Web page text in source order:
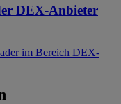
DEX-Anbieter
im Bereich DEX-